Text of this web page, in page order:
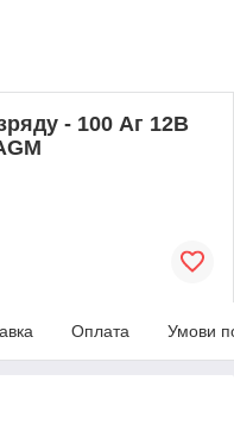
- 100 Аг 12В
Оплата Умови